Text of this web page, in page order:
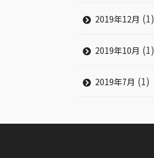
2019年12月 (1)
2019年10月 (1)
2019年7月 (1)